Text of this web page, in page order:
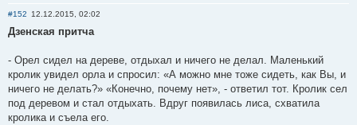
#152 12.12.2015, 02:02
Дзенская притча
- Орел сидел на дереве, отдыхал и ничего не делал. Маленький
кролик увидел орла и спросил: «А можно мне тоже сидеть, как Вы, и
ничего не делать?» «Конечно, почему нет», - ответил тот. Кролик сел
под деревом и стал отдыхать. Вдруг появилась лиса, схватила
кролика и съела его.